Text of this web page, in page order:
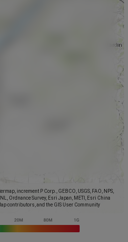
increment P Corp., GEBCO, USGS, FAO, NPS,
Ordnance Survey, Esri Japan, METI, Esri China
contributors, and the GIS User Community